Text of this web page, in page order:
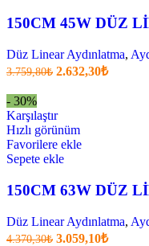
150CM 45W DÜZ
Düz Linear Aydınlatma,
3.759,80₺ Orijinal
2.632,30₺Şu
- 30%
Karşılaştır
Hızlı görünüm
Favorilere ekle
Sepete ekle
150CM 63W DÜZ
Düz Linear Aydınlatma,
4.370,30₺ Orijinal
3.059,10₺Şu